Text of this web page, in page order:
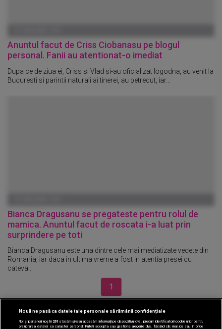
Anuntul facut de Criss Ciobanasu pe blogul
personal. Fanii au atentionat-o imediat
Dupa ce de ziua ei, Criss si Vlad si-au oficializat logodna, au venit la
Bucuresti si parintii naturali ai tinerei, au petrecut, iar...
Bianca Dragusanu se pregateste pentru rolul de
mamica. Anuntul facut de roscata i-a luat prin
surprindere pe toti
Bianca Dragusanu este una dintre cele mai mediatizate vedete din
Romania, iar daca in ultima vreme a fost in atentia presei cu
cateva...
1
CINEMA
Nouă ne pasă ca datele tale personale să rămână confidențiale
Noi și partenerii noștri 201 stocăm și/sau accesăm informații pe dispozitivul dvs., precum identificatorii cookie unici pentru
prelucrarea datelor cu caracter personal. Puteți accepta sau gestiona alegerile dvs. făcând clic mai jos sau în orice